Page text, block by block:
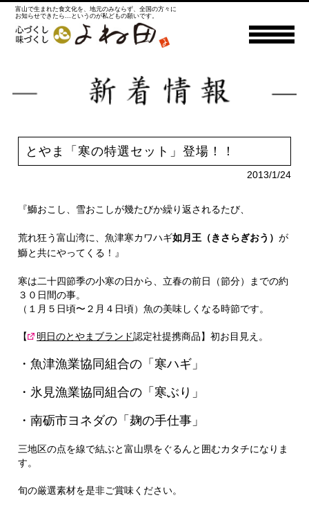
富山で生まれた食文化を、地元のみならず、全国の方々に
お知らせできたら…というのが私どもの願いです。
とやま「寒の特選セット」登場！！
2013/1/24
『鰤おこし、雪おこしが幾たびか繰り返されるたび、
荒れ狂う富山湾に、魚津寒カワハギ如月王（きさらぎおう）が
鰤と共にやってくる！』
寒は二十四節季の小寒の日から、立春の前日（節分）までの約
３０日間の事。
（１月５日頃〜２月４日頃）魚の美味しくなる時節です。
【 明日のとやまブランド認定社提携商品】初お目見え。
・魚津漁業協同組合の「寒ハギ」
・氷見漁業協同組合の「寒ぶり」
・南砺市ヨネダの「麹の手仕事」
三地区の点を線で結ぶと富山県をぐるんと囲むカタチになりま
す。
旬の厳選素材を是非ご賞味ください。